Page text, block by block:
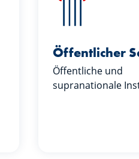
Öffentlicher
Öffentliche und
supranationale